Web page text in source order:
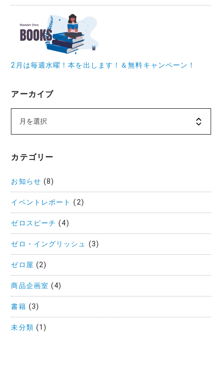
2月は毎週水曜！本を出します！＆無料キャンペーン！
アーカイブ
カテゴリー
お知らせ (8)
イベントレポート (2)
ゼロスピーチ (4)
ゼロ・イングリッシュ (3)
ゼロ屋 (2)
商品企画室 (4)
書籍 (3)
未分類 (1)